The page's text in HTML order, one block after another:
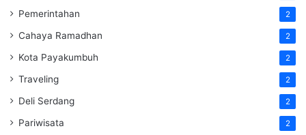
Pemerintahan 2
Cahaya Ramadhan 2
Kota Payakumbuh 2
Traveling 2
Deli Serdang 2
Pariwisata 2